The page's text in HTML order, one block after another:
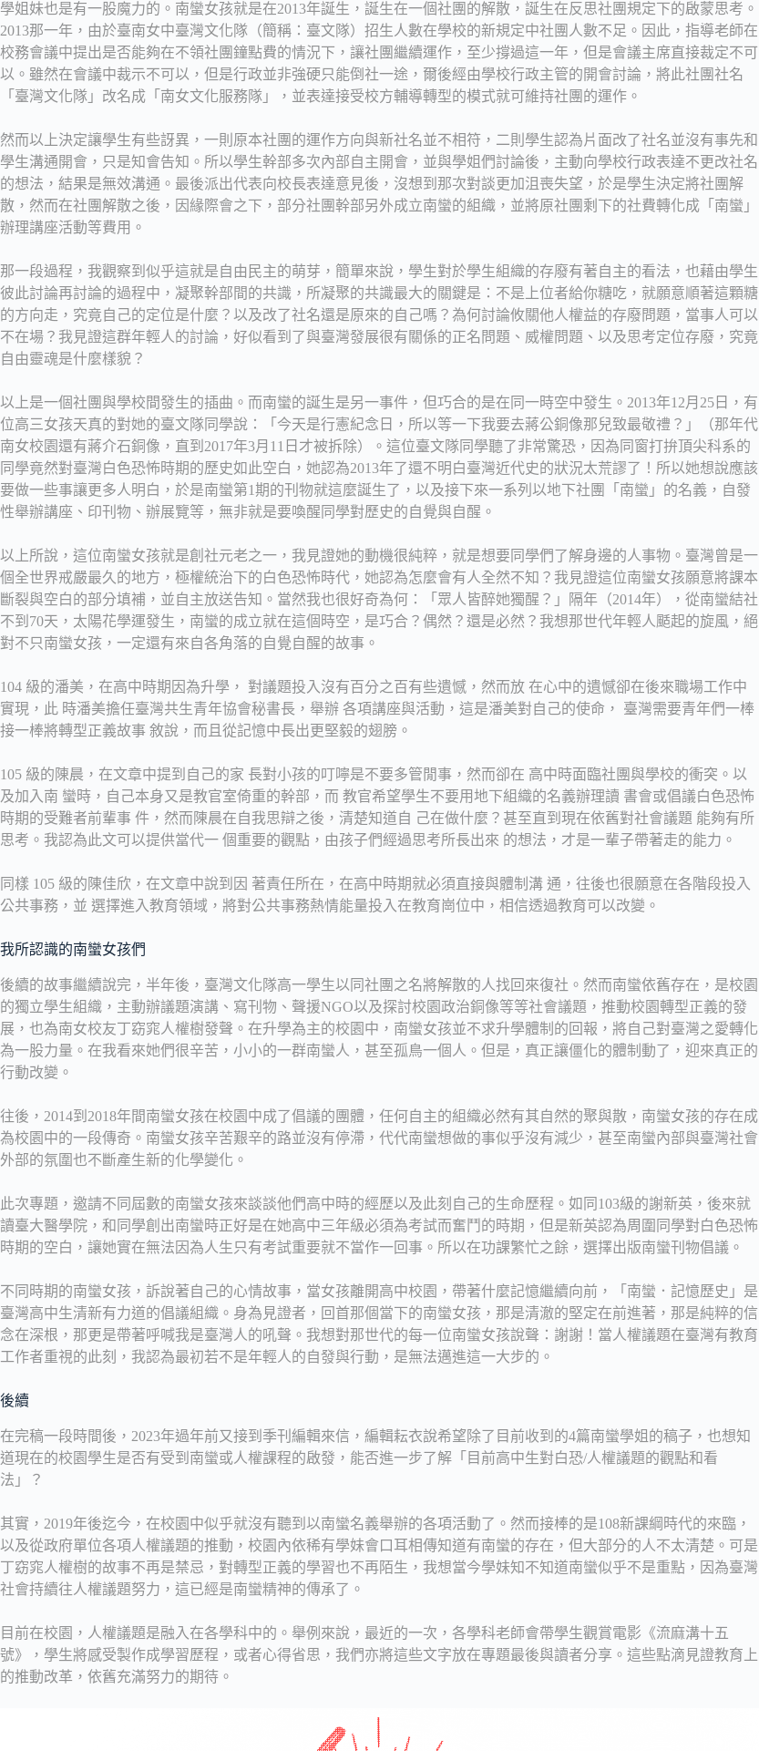
學姐妹也是有一股魔力的。南蠻女孩就是在2013年誕生，誕生在一個社團的解散，誕生在反思社團規定下的啟蒙思考。
2013那一年，由於臺南女中臺灣文化隊（簡稱：臺文隊）招生人數在學校的新規定中社團人數不足。因此，指導老師在
校務會議中提出是否能夠在不領社團鐘點費的情況下，讓社團繼續運作，至少撐過這一年，但是會議主席直接裁定不可
以。雖然在會議中裁示不可以，但是行政並非強硬只能倒社一途，爾後經由學校行政主管的開會討論，將此社團社名
「臺灣文化隊」改名成「南女文化服務隊」，並表達接受校方輔導轉型的模式就可維持社團的運作。
然而以上決定讓學生有些訝異，一則原本社團的運作方向與新社名並不相符，二則學生認為片面改了社名並沒有事先和
學生溝通開會，只是知會告知。所以學生幹部多次內部自主開會，並與學姐們討論後，主動向學校行政表達不更改社名
的想法，結果是無效溝通。最後派出代表向校長表達意見後，沒想到那次對談更加沮喪失望，於是學生決定將社團解
散，然而在社團解散之後，因緣際會之下，部分社團幹部另外成立南蠻的組織，並將原社團剩下的社費轉化成「南蠻」
辦理講座活動等費用。
那一段過程，我觀察到似乎這就是自由民主的萌芽，簡單來說，學生對於學生組織的存廢有著自主的看法，也藉由學生
彼此討論再討論的過程中，凝聚幹部間的共識，所凝聚的共識最大的關鍵是：不是上位者給你糖吃，就願意順著這顆糖
的方向走，究竟自己的定位是什麼？以及改了社名還是原來的自己嗎？為何討論攸關他人權益的存廢問題，當事人可以
不在場？我見證這群年輕人的討論，好似看到了與臺灣發展很有關係的正名問題、威權問題、以及思考定位存廢，究竟
自由靈魂是什麼樣貌？
以上是一個社團與學校間發生的插曲。而南蠻的誕生是另一事件，但巧合的是在同一時空中發生。2013年12月25日，有
位高三女孩天真的對她的臺文隊同學說：「今天是行憲紀念日，所以等一下我要去蔣公銅像那兒致最敬禮？」（那年代
南女校園還有蔣介石銅像，直到2017年3月11日才被拆除）。這位臺文隊同學聽了非常驚恐，因為同窗打拚頂尖科系的
同學竟然對臺灣白色恐怖時期的歷史如此空白，她認為2013年了還不明白臺灣近代史的狀況太荒謬了！所以她想說應該
要做一些事讓更多人明白，於是南蠻第1期的刊物就這麼誕生了，以及接下來一系列以地下社團「南蠻」的名義，自發
性舉辦講座、印刊物、辦展覽等，無非就是要喚醒同學對歷史的自覺與自醒。
以上所說，這位南蠻女孩就是創社元老之一，我見證她的動機很純粹，就是想要同學們了解身邊的人事物。臺灣曾是一
個全世界戒嚴最久的地方，極權統治下的白色恐怖時代，她認為怎麼會有人全然不知？我見證這位南蠻女孩願意將課本
斷裂與空白的部分填補，並自主放送告知。當然我也很好奇為何：「眾人皆醉她獨醒？」隔年（2014年），從南蠻結社
不到70天，太陽花學運發生，南蠻的成立就在這個時空，是巧合？偶然？還是必然？我想那世代年輕人颳起的旋風，絕
對不只南蠻女孩，一定還有來自各角落的自覺自醒的故事。
104 級的潘美，在高中時期因為升學， 對議題投入沒有百分之百有些遺憾，然而放 在心中的遺憾卻在後來職場工作中
實現，此 時潘美擔任臺灣共生青年協會秘書長，舉辦 各項講座與活動，這是潘美對自己的使命， 臺灣需要青年們一棒
接一棒將轉型正義故事 敘說，而且從記憶中長出更堅毅的翅膀。
105 級的陳晨，在文章中提到自己的家 長對小孩的叮嚀是不要多管閒事，然而卻在 高中時面臨社團與學校的衝突。以
及加入南 蠻時，自己本身又是教官室倚重的幹部，而 教官希望學生不要用地下組織的名義辦理讀 書會或倡議白色恐怖
時期的受難者前輩事 件，然而陳晨在自我思辯之後，清楚知道自 己在做什麼？甚至直到現在依舊對社會議題 能夠有所
思考。我認為此文可以提供當代一 個重要的觀點，由孩子們經過思考所長出來 的想法，才是一輩子帶著走的能力。
同樣 105 級的陳佳欣，在文章中說到因 著責任所在，在高中時期就必須直接與體制溝 通，往後也很願意在各階段投入
公共事務，並 選擇進入教育領域，將對公共事務熱情能量投入在教育崗位中，相信透過教育可以改變。
我所認識的南蠻女孩們
後續的故事繼續說完，半年後，臺灣文化隊高一學生以同社團之名將解散的人找回來復社。然而南蠻依舊存在，是校園
的獨立學生組織，主動辦議題演講、寫刊物、聲援NGO以及探討校園政治銅像等等社會議題，推動校園轉型正義的發
展，也為南女校友丁窈窕人權樹發聲。在升學為主的校園中，南蠻女孩並不求升學體制的回報，將自己對臺灣之愛轉化
為一股力量。在我看來她們很辛苦，小小的一群南蠻人，甚至孤鳥一個人。但是，真正讓僵化的體制動了，迎來真正的
行動改變。
往後，2014到2018年間南蠻女孩在校園中成了倡議的團體，任何自主的組織必然有其自然的聚與散，南蠻女孩的存在成
為校園中的一段傳奇。南蠻女孩辛苦艱辛的路並沒有停滯，代代南蠻想做的事似乎沒有減少，甚至南蠻內部與臺灣社會
外部的氛圍也不斷產生新的化學變化。
此次專題，邀請不同屆數的南蠻女孩來談談他們高中時的經歷以及此刻自己的生命歷程。如同103級的謝新英，後來就
讀臺大醫學院，和同學創出南蠻時正好是在她高中三年級必須為考試而奮鬥的時期，但是新英認為周圍同學對白色恐怖
時期的空白，讓她實在無法因為人生只有考試重要就不當作一回事。所以在功課繁忙之餘，選擇出版南蠻刊物倡議。
不同時期的南蠻女孩，訴說著自己的心情故事，當女孩離開高中校園，帶著什麼記憶繼續向前，「南蠻．記憶歷史」是
臺灣高中生清新有力道的倡議組織。身為見證者，回首那個當下的南蠻女孩，那是清澈的堅定在前進著，那是純粹的信
念在深根，那更是帶著呼喊我是臺灣人的吼聲。我想對那世代的每一位南蠻女孩說聲：謝謝！當人權議題在臺灣有教育
工作者重視的此刻，我認為最初若不是年輕人的自發與行動，是無法邁進這一大步的。
後續
在完稿一段時間後，2023年過年前又接到季刊編輯來信，編輯耘衣說希望除了目前收到的4篇南蠻學姐的稿子，也想知
道現在的校園學生是否有受到南蠻或人權課程的啟發，能否進一步了解「目前高中生對白恐/人權議題的觀點和看
法」？
其實，2019年後迄今，在校園中似乎就沒有聽到以南蠻名義舉辦的各項活動了。然而接棒的是108新課綱時代的來臨，
以及從政府單位各項人權議題的推動，校園內依稀有學妹會口耳相傳知道有南蠻的存在，但大部分的人不太清楚。可是
丁窈窕人權樹的故事不再是禁忌，對轉型正義的學習也不再陌生，我想當今學妹知不知道南蠻似乎不是重點，因為臺灣
社會持續往人權議題努力，這已經是南蠻精神的傳承了。
目前在校園，人權議題是融入在各學科中的。舉例來說，最近的一次，各學科老師會帶學生觀賞電影《流麻溝十五
號》，學生將感受製作成學習歷程，或者心得省思，我們亦將這些文字放在專題最後與讀者分享。這些點滴見證教育上
的推動改革，依舊充滿努力的期待。